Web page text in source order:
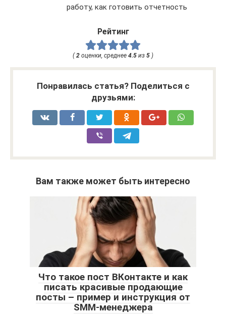
работу, как готовить отчетность
Рейтинг
( 2 оценки, среднее 4.5 из 5 )
Понравилась статья? Поделиться с
друзьями:
Вам также может быть интересно
Что такое пост ВКонтакте и как
писать красивые продающие
посты – пример и инструкция от
SMM-менеджера